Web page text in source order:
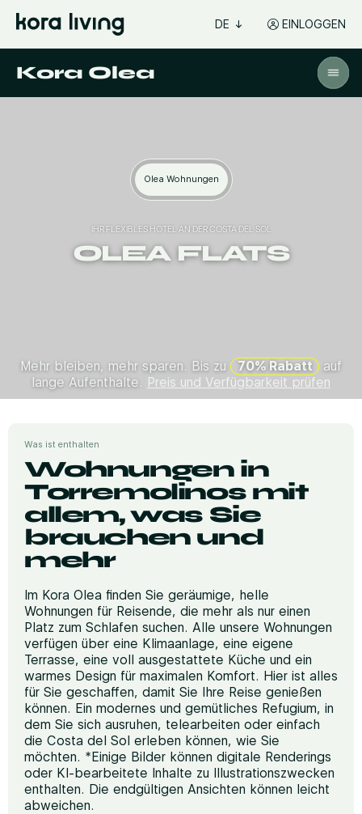
DE EINLOGGEN
Kora Olea
Olea Wohnungen
IHR FLEXIBLES HOTEL AN DER COSTA DEL SOL
OLEA FLATS
Mehr bleiben, mehr sparen. Bis zu 70% Rabatt
auf
lange Aufenthalte. Preis und Verfügbarkeit prüfen
Was ist enthalten
Wohnungen in
Torremolinos mit
allem, was Sie
brauchen und
mehr
Im Kora Olea finden Sie geräumige, helle
Wohnungen für Reisende, die mehr als nur einen
Platz zum Schlafen suchen. Alle unsere Wohnungen
verfügen über eine Klimaanlage, eine eigene
Terrasse, eine voll ausgestattete Küche und ein
warmes Design für maximalen Komfort. Hier ist alles
für Sie geschaffen, damit Sie Ihre Reise genießen
können. Ein modernes und gemütliches Refugium, in
dem Sie sich ausruhen, telearbeiten oder einfach
die Costa del Sol erleben können, wie Sie
möchten. *Einige Bilder können digitale Renderings
oder KI-bearbeitete Inhalte zu Illustrationszwecken
enthalten. Die endgültigen Ansichten können leicht
abweichen.